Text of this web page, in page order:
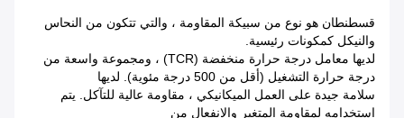
قسطنطان هو نوع من سبيكة المقاومة ، والتي تتكون من النحاس
والنيكل كمكونات رئيسية.
لديها معامل درجة حرارة منخفضة (TCR) ، ومجموعة واسعة من
درجة حرارة التشغيل (أقل من 500 درجة مئوية). لديها
سلامة جيدة على العمل الميكانيكي ، مقاومة عالية للتآكل. يتم
استخدامه لمقاومة المتغير والانفعال من